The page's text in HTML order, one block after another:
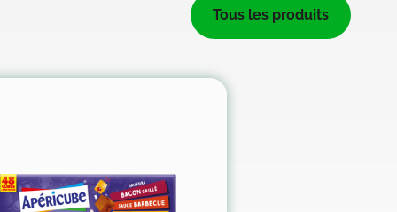
Tous les produits